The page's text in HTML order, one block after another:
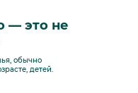
— это не
обычно
детей.